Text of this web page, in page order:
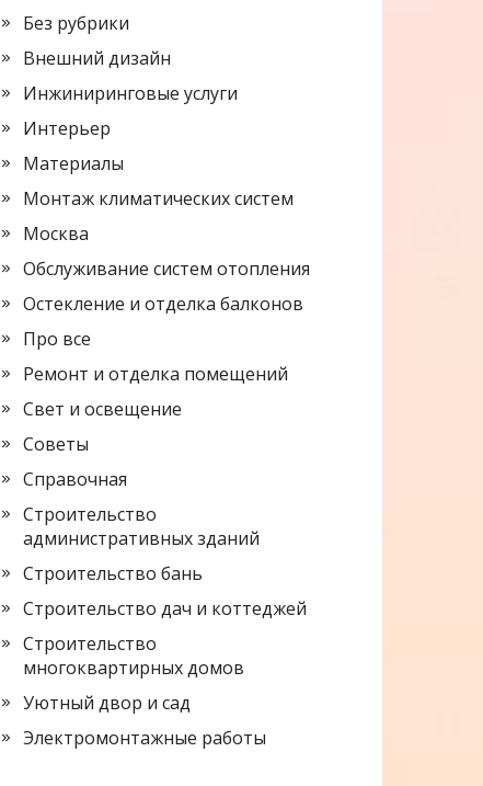
Без рубрики
Внешний дизайн
Инжиниринговые услуги
Интерьер
Материалы
Монтаж климатических систем
Москва
Обслуживание систем отопления
Остекление и отделка балконов
Про все
Ремонт и отделка помещений
Свет и освещение
Советы
Справочная
Строительство
административных зданий
Строительство бань
Строительство дач и коттеджей
Строительство
многоквартирных домов
Уютный двор и сад
Электромонтажные работы